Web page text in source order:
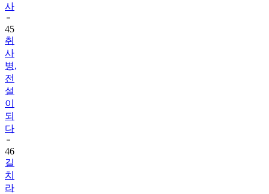
사
45
취
사
병,
전
설
이
되
다
46
길
치
라